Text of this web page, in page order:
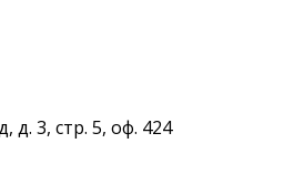
д. 3, стр. 5, оф. 424